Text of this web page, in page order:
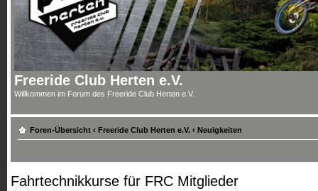
Freeride Club Herten e.V.
Willkommen im Forum des Freeride Club Herten e.V.
Foren-Übersicht ‹ Freeride Club Herten e.V. ‹ Neuigkeiten
Fahrtechnikkurse für FRC Mitglieder